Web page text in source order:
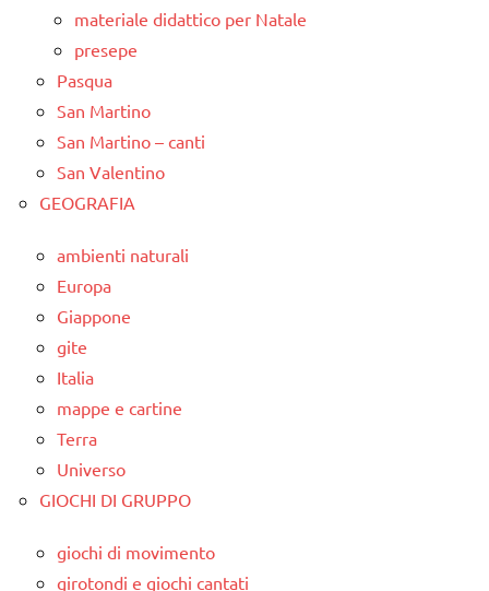
materiale didattico per Natale
presepe
Pasqua
San Martino
San Martino – canti
San Valentino
GEOGRAFIA
ambienti naturali
Europa
Giappone
gite
Italia
mappe e cartine
Terra
Universo
GIOCHI DI GRUPPO
giochi di movimento
girotondi e giochi cantati